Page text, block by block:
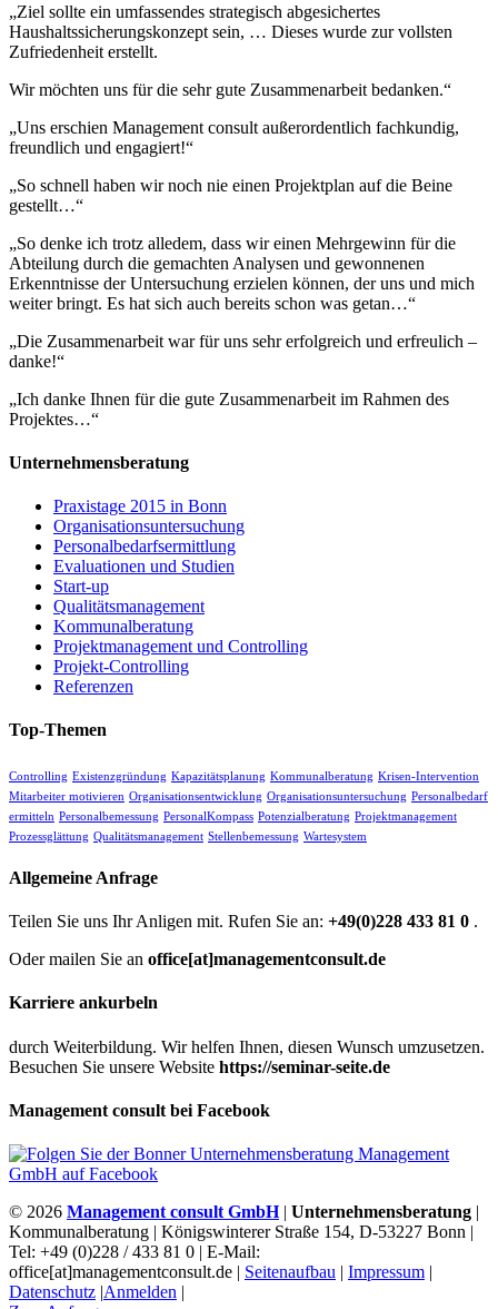
„Ziel sollte ein umfassendes strategisch abgesichertes
Haushaltssicherungskonzept sein, … Dieses wurde zur vollsten
Zufriedenheit erstellt.
Wir möchten uns für die sehr gute Zusammenarbeit bedanken.“
„Uns erschien Management consult außerordentlich fachkundig,
freundlich und engagiert!“
„So schnell haben wir noch nie einen Projektplan auf die Beine
gestellt…“
„So denke ich trotz alledem, dass wir einen Mehrgewinn für die
Abteilung durch die gemachten Analysen und gewonnenen
Erkenntnisse der Untersuchung erzielen können, der uns und mich
weiter bringt. Es hat sich auch bereits schon was getan…“
„Die Zusammenarbeit war für uns sehr erfolgreich und erfreulich –
danke!“
„Ich danke Ihnen für die gute Zusammenarbeit im Rahmen des
Projektes…“
Unternehmensberatung
Praxistage 2015 in Bonn
Organisationsuntersuchung
Personalbedarfsermittlung
Evaluationen und Studien
Start-up
Qualitätsmanagement
Kommunalberatung
Projektmanagement und Controlling
Projekt-Controlling
Referenzen
Top-Themen
Controlling Existenzgründung Kapazitätsplanung Kommunalberatung Krisen-Intervention
Mitarbeiter motivieren Organisationsentwicklung Organisationsuntersuchung Personalbedarf
ermitteln Personalbemessung PersonalKompass Potenzialberatung Projektmanagement
Prozessglättung Qualitätsmanagement Stellenbemessung Wartesystem
Allgemeine Anfrage
Teilen Sie uns Ihr Anligen mit. Rufen Sie an: +49(0)228 433 81 0 .
Oder mailen Sie an office[at]managementconsult.de
Karriere ankurbeln
durch Weiterbildung. Wir helfen Ihnen, diesen Wunsch umzusetzen.
Besuchen Sie unsere Website https://seminar-seite.de
Management consult bei Facebook
© 2026 Management consult GmbH| Unternehmensberatung |
Kommunalberatung | Königswinterer Straße 154, D-53227 Bonn |
Tel: +49 (0)228 / 433 81 0 | E-Mail:
office[at]managementconsult.de | Seitenaufbau | Impressum |
Datenschutz |Anmelden |